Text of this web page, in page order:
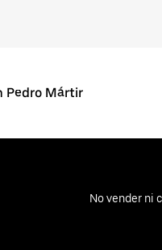
Pedro Mártir
No vender ni